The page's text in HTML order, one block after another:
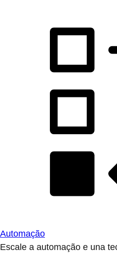
Automação
Escale a automação e una